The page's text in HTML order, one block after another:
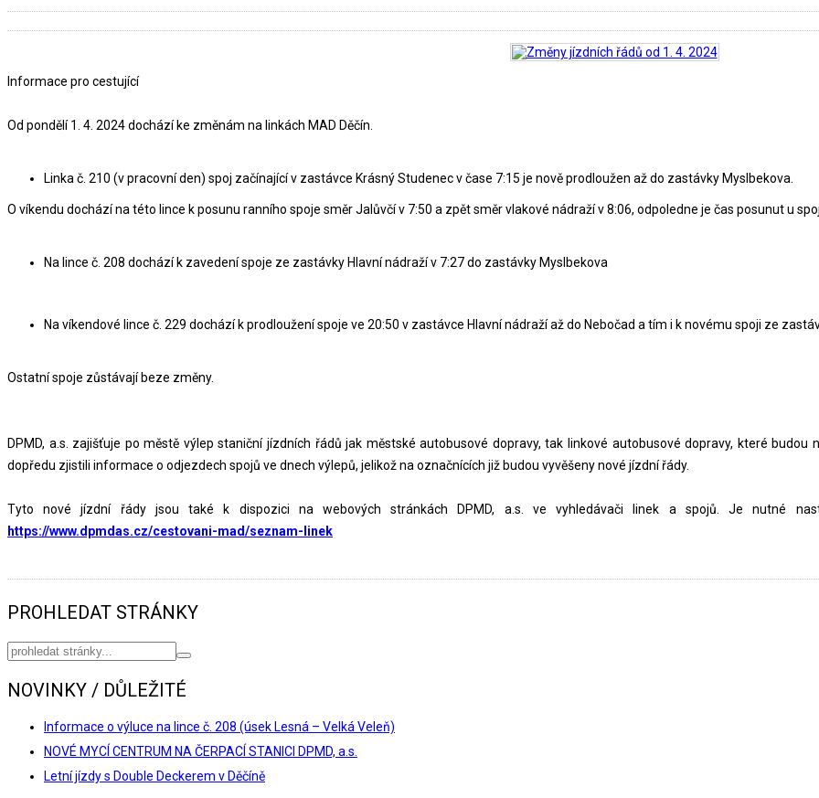
Informace pro cestující
Od pondělí 1. 4. 2024 dochází ke změnám na linkách MAD Děčín.
Linka č. 210 (v pracovní den) spoj začínající v zastávce Krásný Studenec v čase 7:15 je nově prodloužen až do zastávky Myslbekova.
O víkendu dochází na této lince k posunu ranního spoje směr Jalůvčí v 7:50 a zpět směr vlakové nádraží v 8:06, odpoledne je čas posunut u
Na lince č. 208 dochází k zavedení spoje ze zastávky Hlavní nádraží v 7:27 do zastávky Myslbekova
Na víkendové lince č. 229 dochází k prodloužení spoje ve 20:50 v zastávce Hlavní nádraží až do Nebočad a tím i k novému spoji ze
Ostatní spoje zůstávají beze změny.
DPMD, a.s. zajišťuje po městě výlep staniční jízdních řádů jak městské autobusové dopravy, tak linkové autobusové dopravy, které
dopředu zjistili informace o odjezdech spojů ve dnech výlepů, jelikož na označnících již budou vyvěšeny nové jízdní řády.
Tyto nové jízdní řády jsou také k dispozici na webových stránkách DPMD, a.s. ve vyhledávači linek a spojů. Je nutné
https://www.dpmdas.cz/cestovani-mad/seznam-linek
PROHLEDAT STRÁNKY
NOVINKY / DŮLEŽITÉ
Informace o výluce na lince č. 208 (úsek Lesná – Velká Veleň)
NOVÉ MYCÍ CENTRUM NA ČERPACÍ STANICI DPMD, a.s.
Letní jízdy s Double Deckerem v Děčíně